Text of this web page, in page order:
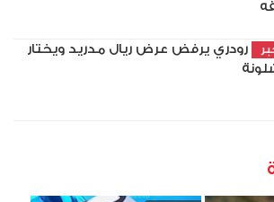
رودري يرفض عرض ريال مدريد ويختار